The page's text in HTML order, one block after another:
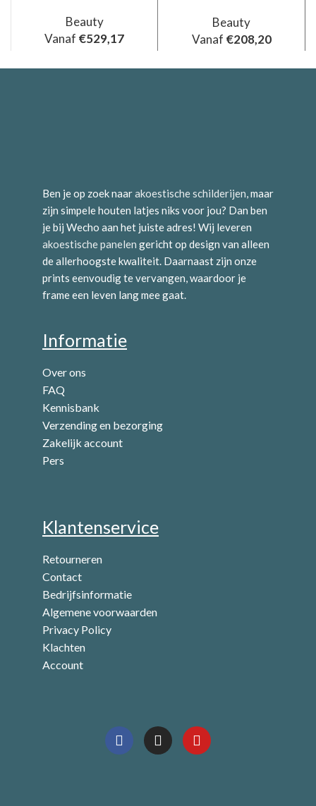
Beauty
Vanaf €529,17
Beauty
Vanaf €208,20
Ben je op zoek naarakoestische schilderijen , maar
zijn simpele houten latjes niks voor jou? Dan ben
je bij Wecho aan het juiste adres! Wij leveren
akoestische panelen gericht op design van alleen
de allerhoogste kwaliteit. Daarnaast zijn onze
prints eenvoudig te vervangen, waardoor je
frame een leven lang mee gaat.
Informatie
Over ons
FAQ
Kennisbank
Verzending en bezorging
Zakelijk account
Pers
Klantenservice
Retourneren
Contact
Bedrijfsinformatie
Algemene voorwaarden
Privacy Policy
Klachten
Account